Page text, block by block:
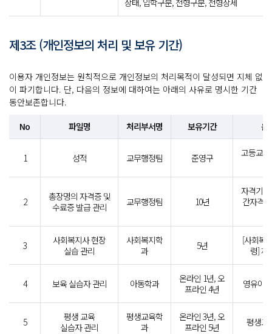
상태, 입학구분, 전형구분, 전형상세
제3조 (개인정보의 처리 및 보유 기간)
이용자 개인정보는 원칙적으로 개인정보의 처리목적이 달성되면 지체 없
이 파기합니다. 단, 다음의 정보에 대하여는 아래의 사유로 명시한 기간
동안보존합니다.
No
파일명 처리부서명 보유기간 운
1 성적 교무행정팀 준영구 고등교
2
총장명의 자격증 및
수료증 발급 관리
교무행정팀 10년
자격기
간자격
3
사회복지사 현장
실습 관리
사회복지학
과
5년
[사회복
령] 제
4 보육 실습자 관리 아동학과
온라인 1년, 오
프라인 4년
영유아
5
평생 교육
실습자 관리
평생교육학
과
온라인 3년, 오
프라인 5년
평생교